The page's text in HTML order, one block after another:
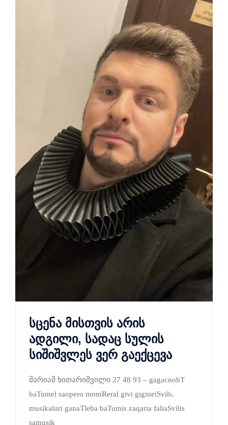
სცენა მისთვის არის
ადგილი, სადაც სულის
სიშიშვლეს ვერ გაექცევა
მარიამ ხითარიშვილი 27 48 93 – gagacnobT
baTumel saopero momReral givi gigineiSvils.
musikaluri ganaTleba baTumis zaqaria faliaSvilis
samusik